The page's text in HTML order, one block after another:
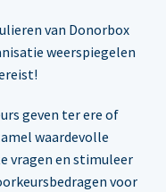
van Donorbox
weerspiegelen
geven ter ere of
waardevolle
vragen en stimuleer
voor